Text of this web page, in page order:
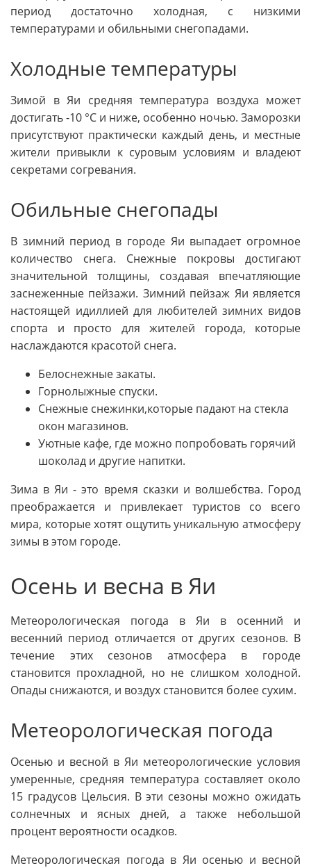
период достаточно холодная, с низкими
температурами и обильными снегопадами.
Холодные температуры
Зимой в Яи средняя температура воздуха может
достигать -10 °C и ниже, особенно ночью. Заморозки
присутствуют практически каждый день, и местные
жители привыкли к суровым условиям и владеют
секретами согревания.
Обильные снегопады
В зимний период в городе Яи выпадает огромное
количество снега. Снежные покровы достигают
значительной толщины, создавая впечатляющие
заснеженные пейзажи. Зимний пейзаж Яи является
настоящей идиллией для любителей зимних видов
спорта и просто для жителей города, которые
наслаждаются красотой снега.
Белоснежные закаты.
Горнолыжные спуски.
Снежные снежинки,которые падают на стекла
окон магазинов.
Уютные кафе, где можно попробовать горячий
шоколад и другие напитки.
Зима в Яи - это время сказки и волшебства. Город
преображается и привлекает туристов со всего
мира, которые хотят ощутить уникальную атмосферу
зимы в этом городе.
Осень и весна в Яи
Метеорологическая погода в Яи в осенний и
весенний период отличается от других сезонов. В
течение этих сезонов атмосфера в городе
становится прохладной, но не слишком холодной.
Опады снижаются, и воздух становится более сухим.
Метеорологическая погода
Осенью и весной в Яи метеорологические условия
умеренные, средняя температура составляет около
15 градусов Цельсия. В эти сезоны можно ожидать
солнечных и ясных дней, а также небольшой
процент вероятности осадков.
Метеорологическая погода в Яи осенью и весной